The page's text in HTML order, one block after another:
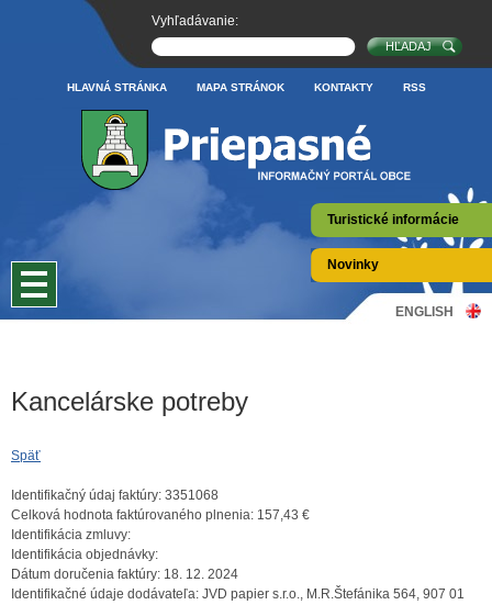
Turistické informácie
Novinky
HLAVNÁ STRÁNKA MAPA STRÁNOK KONTAKTY RSS
Vyhľadávanie:
ENGLISH
Kancelárske potreby
Späť
Identifikačný údaj faktúry: 3351068
Celková hodnota faktúrovaného plnenia: 157,43 €
Identifikácia zmluvy:
Identifikácia objednávky:
Dátum doručenia faktúry: 18. 12. 2024
Identifikačné údaje dodávateľa: JVD papier s.r.o., M.R.Štefánika 564, 907 01